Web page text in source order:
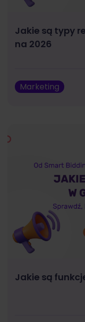
Jakie są typy
na 2026
Marketing
Jakie są